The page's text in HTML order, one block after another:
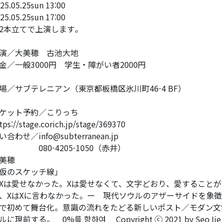
13:00
17:00
本立てで上演します。
／大美穂 古池大地
／一般3000円 学生・障がい者2000円
／サブテレニアン（東京都板橋区氷川町46-4 BF）
ット予約／こりっち
stage.corich.jp/stage/369370
合わせ／info@subterranean.jp
4205-1050（赤井）
穂
のスケッチ線」
は愛せなかった。Xは愛せなくて、文字どおり、愛すること
XはXに言わなかった。ー 現代ソウルのアザーサイドを象
初めて舞台化。意識の流れをたどる新しいポスト／モダン
に現前する。 0%를 향하여 Copyright ⓒ 2021 by Seo